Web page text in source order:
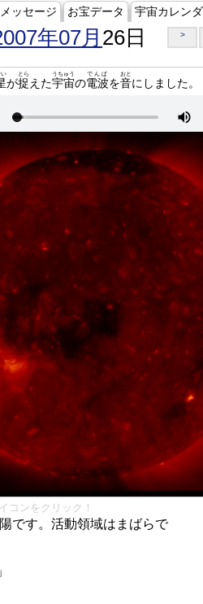
ッセージ お宝データ 宇宙カレン
年07月 26日 >
い
が捉
とら
えた宇宙
うちゅう
の電波
でんぱ
を音
おと
にしました。
コンをクリック！
です。活動領域はまばらで